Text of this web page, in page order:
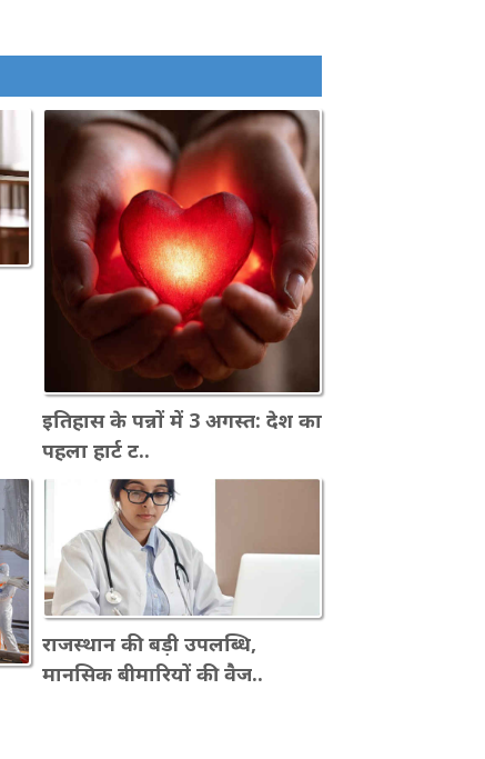
इतिहास के पन्नों में 3 अगस्त: देश का
पहला हार्ट ट..
राजस्थान की बड़ी उपलब्धि,
मानसिक बीमारियों की वैज..